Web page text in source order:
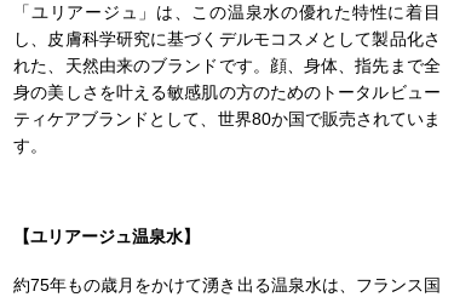
「ユリアージュ」は、この温泉水の優れた特性に着目
し、皮膚科学研究に基づくデルモコスメとして製品化さ
れた、天然由来のブランドです。顔、身体、指先まで全
身の美しさを叶える敏感肌の方のためのトータルビュー
ティケアブランドとして、世界80か国で販売されていま
す。
【ユリアージュ温泉水】
約75年もの歳月をかけて湧き出る温泉水は、フランス国